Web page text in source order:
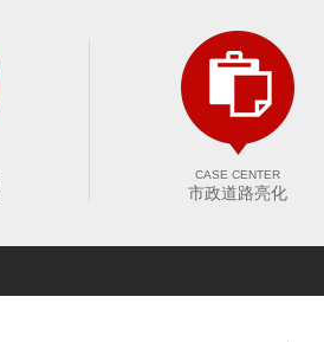
CASE CENTER
市政道路亮化